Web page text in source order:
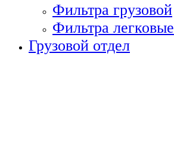
Фильтра грузовой
Фильтра легковые
Грузовой отдел